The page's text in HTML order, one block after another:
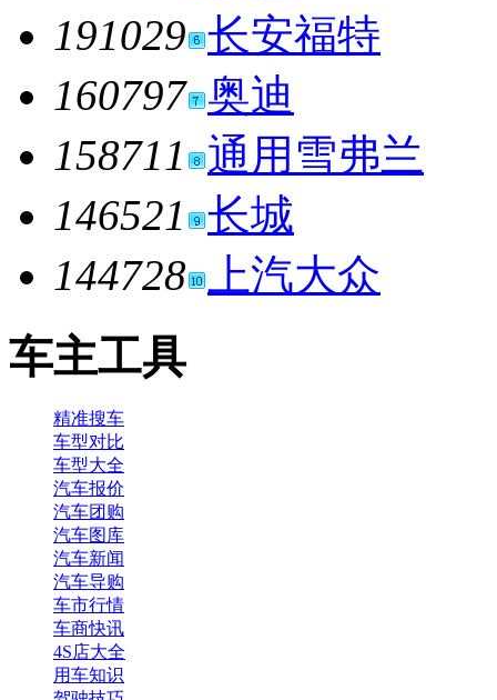
191029 长安福特
160797 奥迪
158711 通用雪弗兰
146521 长城
144728
上汽大众
车主工具
精准搜车
车型对比
车型大全
汽车报价
汽车团购
汽车图库
汽车新闻
汽车导购
车市行情
车商快讯
4S店大全
用车知识